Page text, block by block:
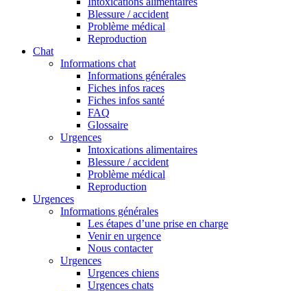
Blessure / accident
Problème médical
Reproduction
Chat
Informations chat
Informations générales
Fiches infos races
Fiches infos santé
FAQ
Glossaire
Urgences
Intoxications alimentaires
Blessure / accident
Problème médical
Reproduction
Urgences
Informations générales
Les étapes d’une prise en charge
Venir en urgence
Nous contacter
Urgences
Urgences chiens
Urgences chats